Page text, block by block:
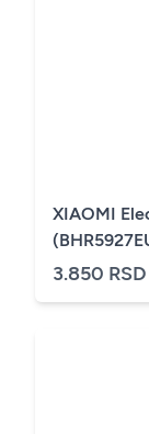
XIAOMI
3.850 RSD